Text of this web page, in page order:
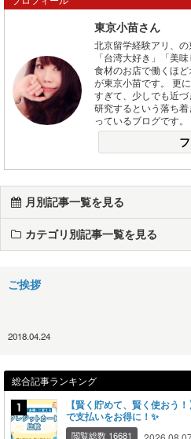
東京小苗さん
北京留学経験アリ、の
「台湾大好き」「美
食材のお店で働くほ
が東京小苗です。 更
すぎて、少しでも近
研究するという落ち
っているブログです。
月別記事一覧を見る
カテゴリ別記事一覧を見る
ご挨拶
2018.04.24
総合記事ランキング
【賢く貯めて、賢く使おう
で支払いをお得に！✨
閲覧総数 16681